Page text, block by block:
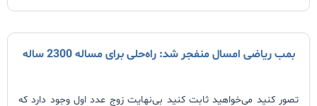
بمب ریاضی امسال منفجر شد: راه‌حلی برای مساله 2300 ساله
تصور کنید می‌خواهید ثابت کنید بی‌نهایت زوج عدد اول وجود دارد که